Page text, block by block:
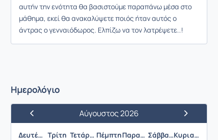
αυτήν την ενότητα θα βασιστούμε παραπάνω μέσα στο
μάθημα, εκεί θα ανακαλύψετε ποιός ήταν αυτός ο
άντρας ο γενναιόδωρος. Ελπίζω να τον λατρέψετε..!
Ημερολόγιο
Προηγούμενος ΜήναςΑύγουστος 2026
Επόμενος
Δευτέρα Τρίτη Τετάρτη Πέμπτη Παρασκευή Σάββατο Κυριακή